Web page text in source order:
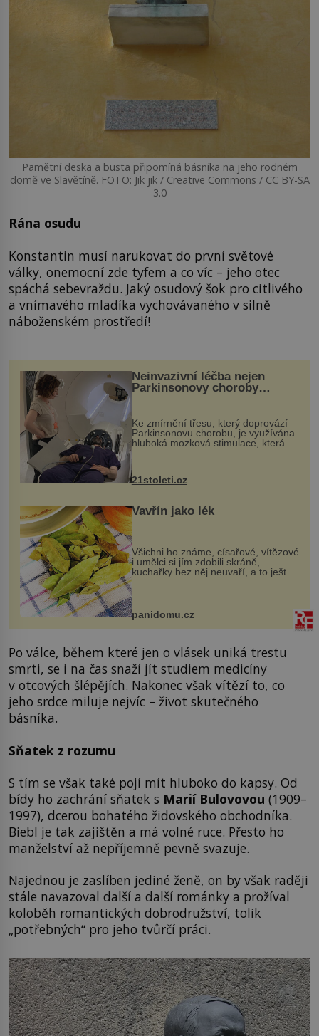
Pamětní deska a busta připomíná básníka na jeho rodném
domě ve Slavětíně. FOTO: Jik jik / Creative Commons / CC BY-SA
3.0
Rána osudu
Konstantin musí narukovat do první světové
války, onemocní zde tyfem a co víc – jeho otec
spáchá sebevraždu. Jaký osudový šok pro citlivého
a vnímavého mladíka vychovávaného v silně
náboženském prostředí!
Neinvazivní léčba nejen
Parkinsonovy choroby
Ke zmírnění třesu, který doprovází
Parkinsonovu chorobu, je využívána
hluboká mozková stimulace, která
však vyžaduje vysoce invazivní
k dostatečně přesnému zacílení ...
21stoleti.cz
Vavřín jako lék
Všichni ho známe, císařové, vítězové
i umělci si jím zdobili skráně,
kuchařky bez něj neuvaří, a to ještě
nevíte, že bobkový list může výrazně
zmírnit některé naše neduhy.
Obsahuje v malém množství ně...
panidomu.cz
Po válce, během které jen o vlásek uniká trestu
smrti, se i na čas snaží jít studiem medicíny
v otcových šlépějích. Nakonec však vítězí to, co
jeho srdce miluje nejvíc – život skutečného
básníka.
Sňatek z rozumu
S tím se však také pojí mít hluboko do kapsy. Od
bídy ho zachrání sňatek s Marií Bulovovou (1909–
1997), dcerou bohatého židovského obchodníka.
Biebl je tak zajištěn a má volné ruce. Přesto ho
manželství až nepříjemně pevně svazuje.
Najednou je zaslíben jediné ženě, on by však raději
stále navazoval další a další románky a prožíval
koloběh romantických dobrodružství, tolik
„potřebných“ pro jeho tvůrčí práci.